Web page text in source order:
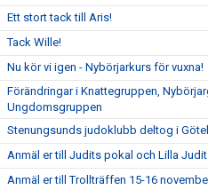
Ett stort tack till Aris!
Tack Wille!
Nu kör vi igen - Nybörjarkurs för vuxna!
Förändringar i Knattegruppen,
Ungdomsgruppen
Stenungsunds judoklubb deltog i
Anmäl er till Judits pokal och Lilla
Anmäl er till Trollträffen 15-16